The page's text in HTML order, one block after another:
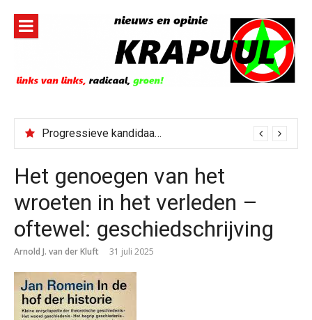
inhoud
Progressieve kandidaat El-Sayed senaatskandidaat Michigan
Het genoegen van het
wroeten in het verleden –
oftewel: geschiedschrijving
Arnold J. van der Kluft 31 juli 2025